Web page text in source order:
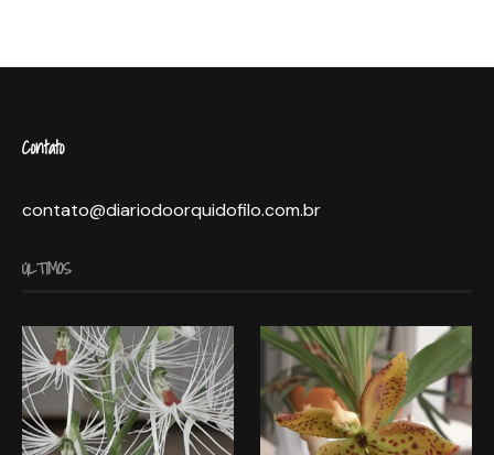
Contato
contato@diariodoorquidofilo.com.br
ÚLTIMOS